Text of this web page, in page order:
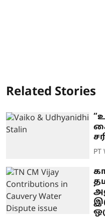
Related Stories
PT